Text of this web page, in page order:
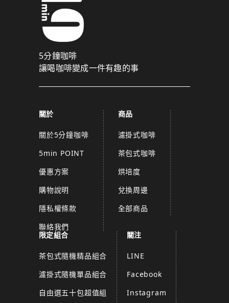
5分鐘咖啡
讓喝咖啡變成一件有趣的事
關於
關於5分鐘咖啡
5min POINT
優惠方案
購物說明
隱私權條款
聯絡我們
商品
濾掛式咖啡
茶包式咖啡
烘培度
兌換周邊
全部商品
限定組合
茶包式隨機精品組合
濾掛式隨機單品組合
自由選五十包超值組
關注
LINE
Facebook
Instagram